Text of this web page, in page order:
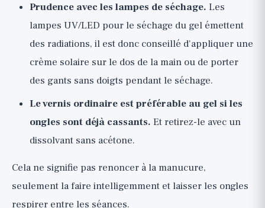
Prudence avec les lampes de séchage. Les
lampes UV/LED pour le séchage du gel émettent
des radiations, il est donc conseillé d'appliquer une
crème solaire sur le dos de la main ou de porter
des gants sans doigts pendant le séchage.
Le vernis ordinaire est préférable au gel si les
ongles sont déjà cassants. Et retirez-le avec un
dissolvant sans acétone.
Cela ne signifie pas renoncer à la manucure,
seulement la faire intelligemment et laisser les ongles
respirer entre les séances.